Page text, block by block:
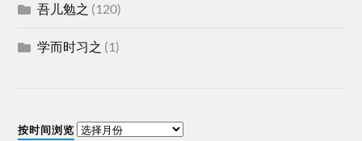
吾儿勉之 (120)
学而时习之 (1)
按时间浏览